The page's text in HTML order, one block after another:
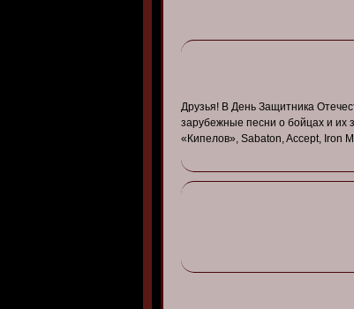
Друзья! В День Защитника
зарубежные песни о бойцах и их
«Кипелов», Sabaton, Accept, Iron